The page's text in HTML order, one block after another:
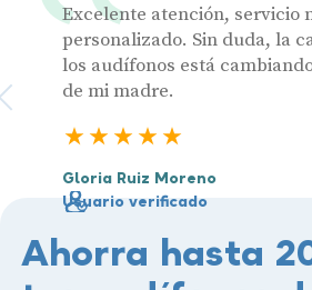
Excelente atención, servicio
personalizado. Sin duda, la
los audífonos está
de mi madre.
Gloria Ruiz Moreno
Usuario verificado
Ahorra hasta